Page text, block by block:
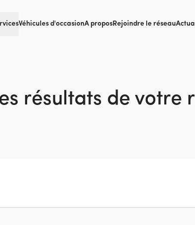
Véhicules d'occasionA proposRejoindre le réseau
résultats de votre